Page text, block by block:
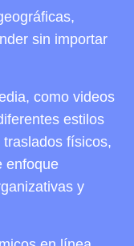
sin importar
como videos
estilos
físicos,
enfoque
y